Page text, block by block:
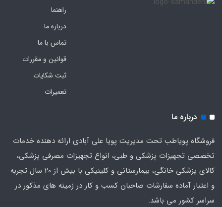
راهنما
درباره ما
تماس با ما
قوانین و مقررات
ثبت شکایات
تعمیرات
درباره ما
فروشگاه پویاطب تحت مدیریت پویا علی آبادی ارائه دهنده خدمات
تخصصی تجهیزات پزشکی و طبی، انواع تجهیزات مصرفی پزشکی،
کالای پزشکی خانگی، بیمارستانی و کلینیکی با بیش از 20 سال تجربه
و اعتبار آماده سفارشات صاحبان کسب و کار در زمینه های مذکور در
سراسر کشور می باشد.